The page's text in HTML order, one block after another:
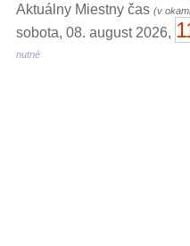
Aktuálny Miestny čas (v
sobota, 08. august 2026,
nutné